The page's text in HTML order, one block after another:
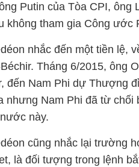
Putin của Tòa CPI, ông
không tham gia Công ước
nhắc đến một tiền lệ,
Tháng 6/2015, ông
đến Nam Phi dự Thượng
nhưng Nam Phi đã từ chối
này.
cũng nhắc lại trường
là đối tượng trong lệnh